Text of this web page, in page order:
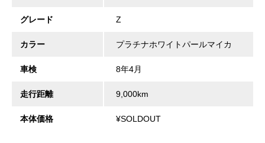
グレード Z
カラー プラチナホワイトパールマイカ
車検 8年4月
走行距離 9,000km
本体価格 ¥SOLDOUT